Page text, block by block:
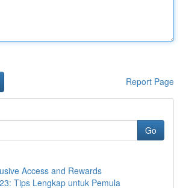
Report Page
Go
Access and Rewards
Tips Lengkap untuk Pemula